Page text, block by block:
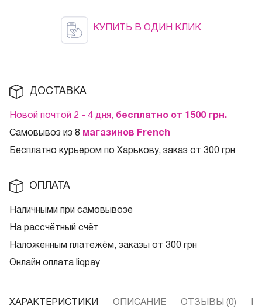
КУПИТЬ В ОДИН КЛИК
ДОСТАВКА
Новой почтой 2 - 4 дня, бесплатно от 1500 грн.
Самовывоз из 8 магазинов French
Бесплатно курьером по Харькову, заказ от 300 грн
ОПЛАТА
Наличными при самовывозе
На рассчётный счёт
Наложенным платежём, заказы от 300 грн
Онлайн оплата liqpay
ХАРАКТЕРИСТИКИ ОПИСАНИЕ ОТЗЫВЫ (0)